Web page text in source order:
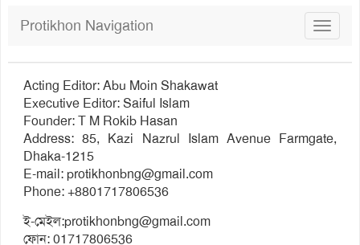
Toggle
Protikhon Navigation
Acting Editor: Abu Moin Shakawat
Executive Editor: Saiful Islam
Founder: T M Rokib Hasan
Address: 85, Kazi Nazrul Islam Avenue Farmgate,
Dhaka-1215
E-mail:protikhonbng@gmail.com
Phone: +8801717806536
ই-মেইল:protikhonbng@gmail.com
ফোন: 01717806536